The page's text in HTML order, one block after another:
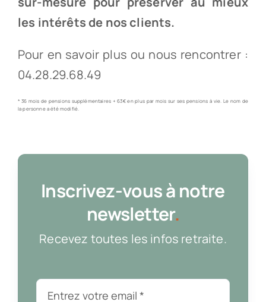
les intérêts de nos clients.
Pour en savoir plus ou nous rencontrer :
04.28.29.68.49
* 36 mois de pensions supplémentaires + 63€ en plus par mois sur ses pensions à vie. Le nom de
la personne a été modifié.
Inscrivez-vous à notre
newsletter.
Recevez toutes les infos retraite.